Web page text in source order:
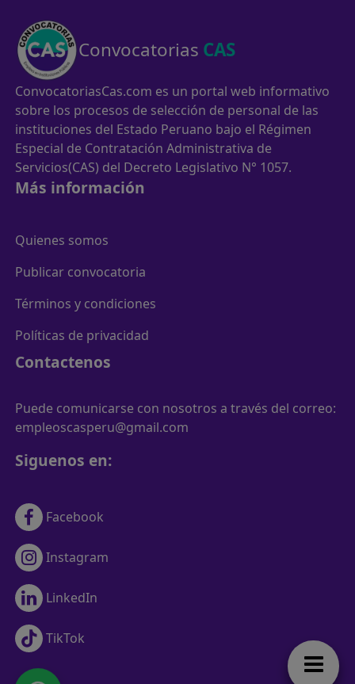
Convocatorias CAS
ConvocatoriasCas.com es un portal web informativo
sobre los procesos de selección de personal de las
instituciones del Estado Peruano bajo el Régimen
Especial de Contratación Administrativa de
Servicios(CAS) del Decreto Legislativo N° 1057.
Más información
Quienes somos
Publicar convocatoria
Términos y condiciones
Políticas de privacidad
Contactenos
Puede comunicarse con nosotros a través del correo:
empleoscasperu@gmail.com
Siguenos en:
Facebook
Instagram
LinkedIn
TikTok